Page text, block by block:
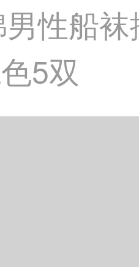
性船
5双